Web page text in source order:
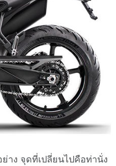
าง จุดที่เปลี่ยนไปคือท่านั่ง